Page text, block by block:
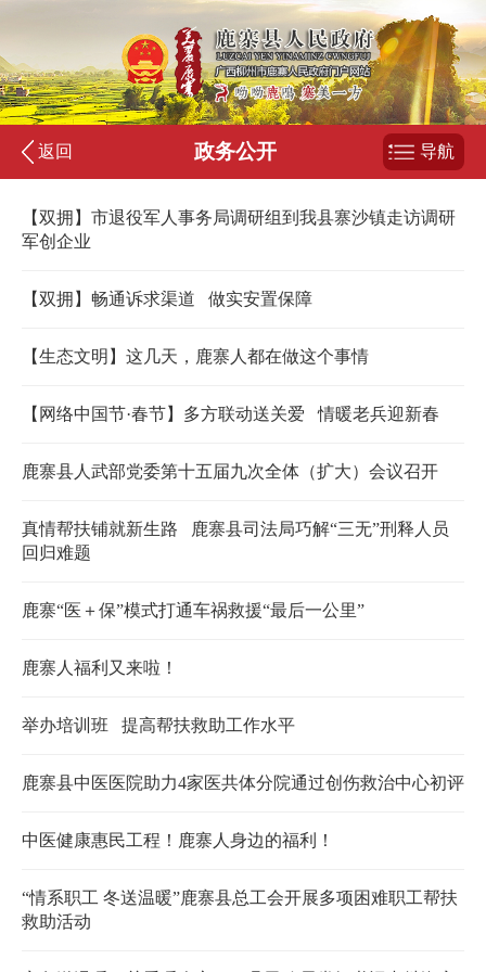
返回 政务公开 导航
【双拥】市退役军人事务局调研组到我县寨沙镇走访调研
军创企业
【双拥】畅通诉求渠道 做实安置保障
【生态文明】这几天，鹿寨人都在做这个事情
【网络中国节·春节】多方联动送关爱 情暖老兵迎新春
鹿寨县人武部党委第十五届九次全体（扩大）会议召开
真情帮扶铺就新生路 鹿寨县司法局巧解“三无”刑释人员
回归难题
鹿寨“医＋保”模式打通车祸救援“最后一公里”
鹿寨人福利又来啦！
举办培训班 提高帮扶救助工作水平
鹿寨县中医医院助力4家医共体分院通过创伤救治中心初评
中医健康惠民工程！鹿寨人身边的福利！
“情系职工 冬送温暖”鹿寨县总工会开展多项困难职工帮扶
救助活动